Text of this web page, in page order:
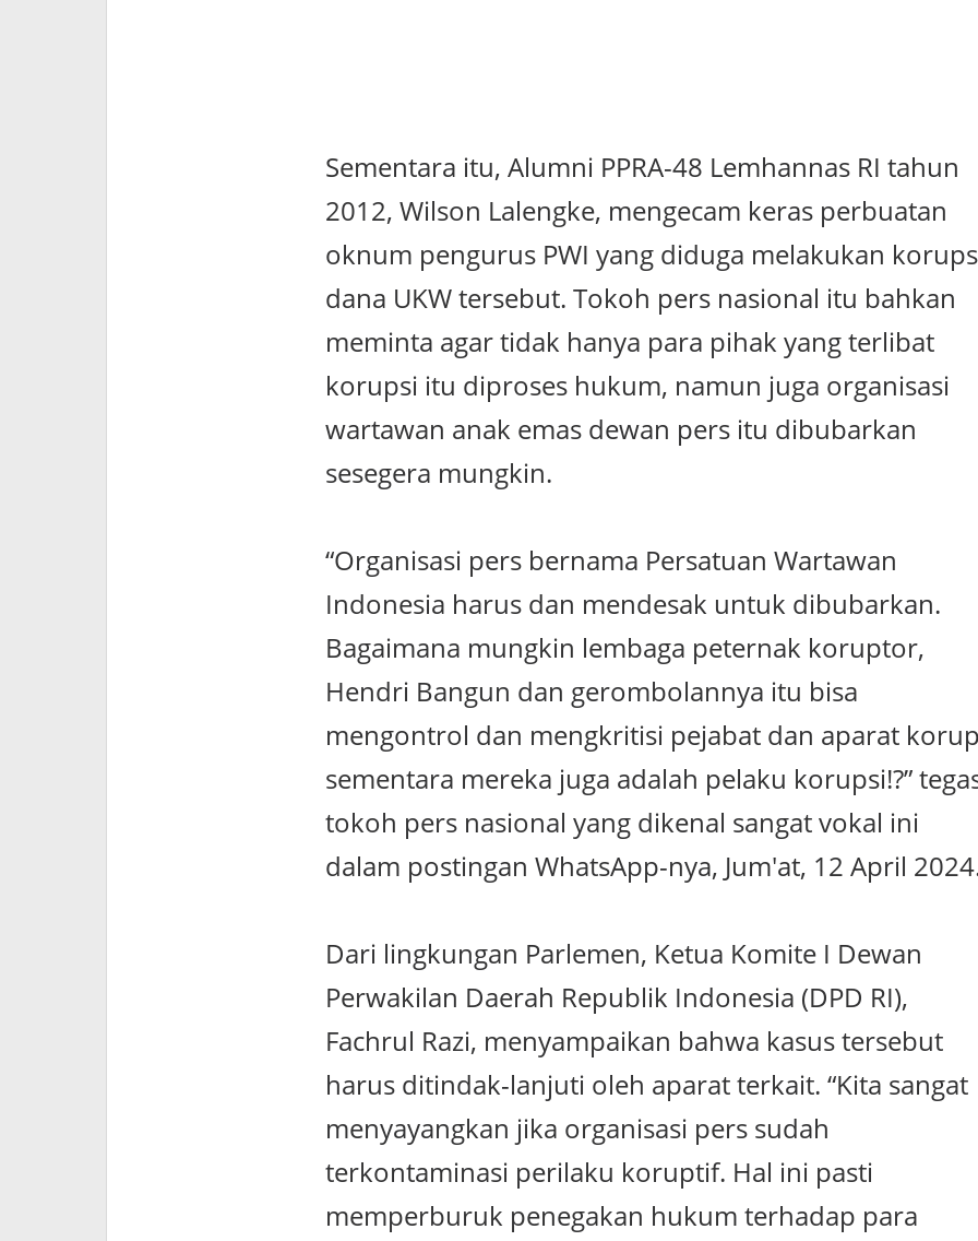
Sementara itu, Alumni PPRA-48 Lemhannas RI tahun
2012, Wilson Lalengke, mengecam keras perbuatan
oknum pengurus PWI yang diduga melakukan
dana UKW tersebut. Tokoh pers nasional itu bahkan
meminta agar tidak hanya para pihak yang terlibat
korupsi itu diproses hukum, namun juga organisasi
wartawan anak emas dewan pers itu dibubarkan
sesegera mungkin.
“Organisasi pers bernama Persatuan Wartawan
Indonesia harus dan mendesak untuk dibubarkan.
Bagaimana mungkin lembaga peternak koruptor,
Hendri Bangun dan gerombolannya itu bisa
mengontrol dan mengkritisi pejabat dan aparat
sementara mereka juga adalah pelaku korupsi!?”
tokoh pers nasional yang dikenal sangat vokal ini
dalam postingan WhatsApp-nya, Jum'at, 12 April
Dari lingkungan Parlemen, Ketua Komite I Dewan
Perwakilan Daerah Republik Indonesia (DPD RI),
Fachrul Razi, menyampaikan bahwa kasus tersebut
harus ditindak-lanjuti oleh aparat terkait. “Kita sangat
menyayangkan jika organisasi pers sudah
terkontaminasi perilaku koruptif. Hal ini pasti
memperburuk penegakan hukum terhadap para